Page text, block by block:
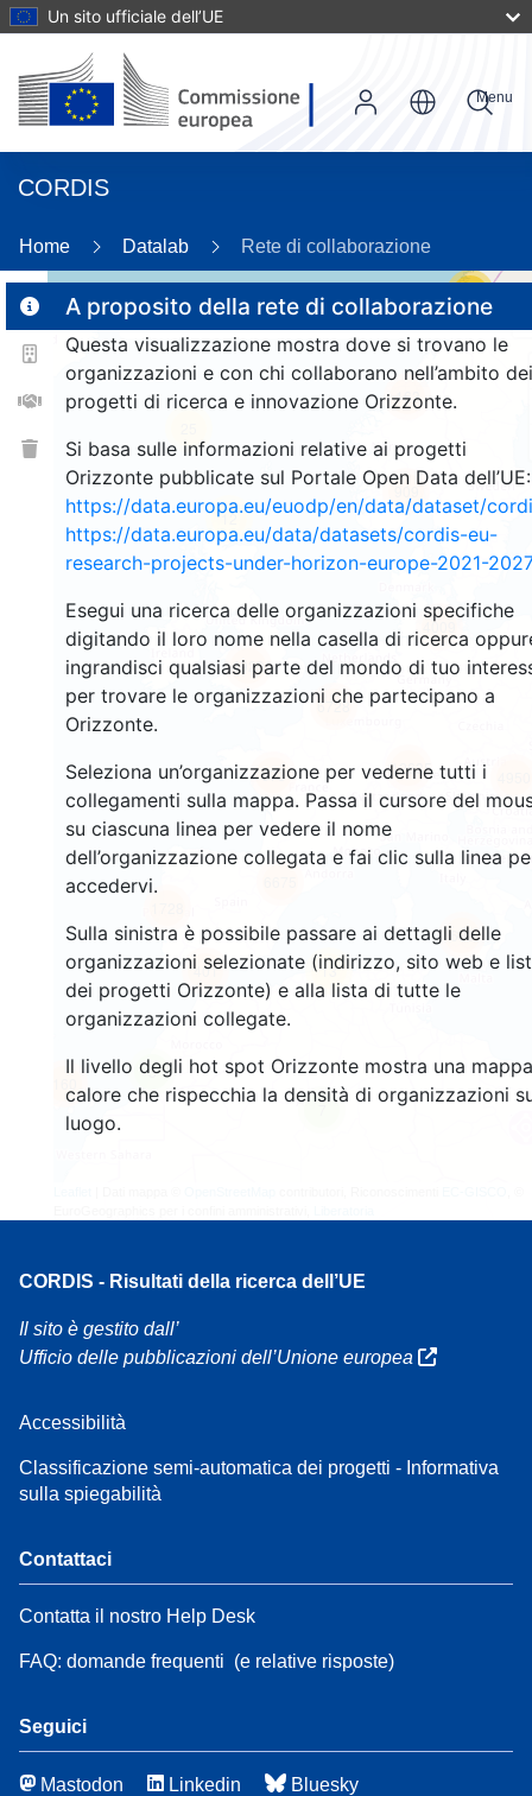
Un sito ufficiale dell’UE
CORDIS
Menu
Home Datalab Rete di collaborazione
A proposito della rete di collaborazione
Questa visualizzazione mostra dove si trovano le
organizzazioni e con chi collaborano nell’ambito dei
progetti di ricerca e innovazione Orizzonte.
Si basa sulle informazioni relative ai progetti
Orizzonte pubblicate sul Portale Open Data dell’UE:
https://data.europa.eu/euodp/en/data/dataset/
https://data.europa.eu/data/datasets/cordis-eu-
research-projects-under-horizon-europe-2021-2027
Esegui una ricerca delle organizzazioni specifiche
digitando il loro nome nella casella di ricerca
ingrandisci qualsiasi parte del mondo di tuo
per trovare le organizzazioni che partecipano a
Orizzonte.
Seleziona un’organizzazione per vederne tutti i
collegamenti sulla mappa. Passa il cursore del
su ciascuna linea per vedere il nome
dell’organizzazione collegata e fai clic sulla linea
accedervi.
Sulla sinistra è possibile passare ai dettagli delle
organizzazioni selezionate (indirizzo, sito web e
dei progetti Orizzonte) e alla lista di tutte le
organizzazioni collegate.
Il livello degli hot spot Orizzonte mostra una
calore che rispecchia la densità di organizzazioni
luogo.
3
12
6728
4929
163
4009
909
7
689
13
401
673 12635
CORDIS - Risultati della ricerca dell’UE
Il sito è gestito dall’
Ufficio delle pubblicazioni dell’Unione europea
Accessibilità
Classificazione semi-automatica dei progetti - Informativa
sulla spiegabilità
Contattaci
Contatta il nostro Help Desk
FAQ: domande frequenti (e relative risposte)
Seguici
Mastodon Linkedin Bluesky